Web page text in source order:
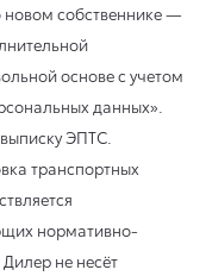
собственнике —
основе с учетом
данных».
ЭПТС.
транспортных
нормативно-
не несёт